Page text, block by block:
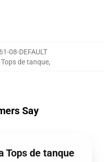
08-DEFAULT
de tanque,
Say
Tops de tanque